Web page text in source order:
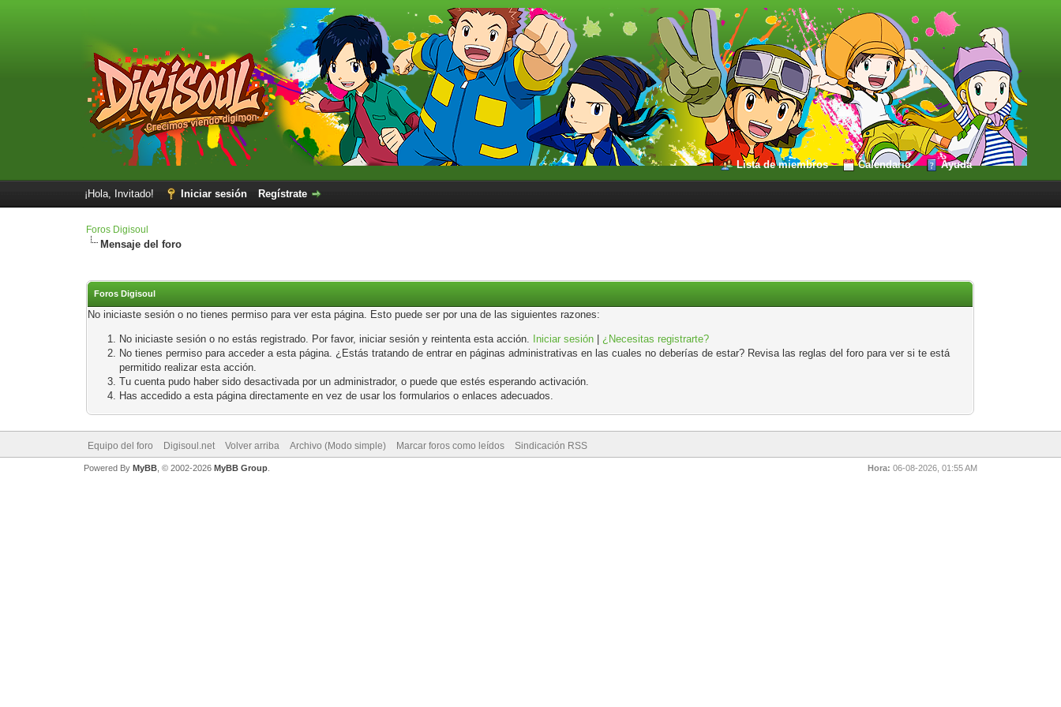
Lista de miembros Calendario Ayuda
¡Hola, Invitado! Iniciar sesión Regístrate
Foros Digisoul
Mensaje del foro
Foros Digisoul
No iniciaste sesión o no tienes permiso para ver esta página. Esto puede ser por una de las siguientes razones:
No iniciaste sesión o no estás registrado. Por favor, iniciar sesión y reintenta esta acción. Iniciar sesión |¿Necesitas registrarte?
No tienes permiso para acceder a esta página. ¿Estás tratando de entrar en páginas administrativas en las cuales no deberías de estar? Revisa las reglas del foro para ver si te está
permitido realizar esta acción.
Tu cuenta pudo haber sido desactivada por un administrador, o puede que estés esperando activación.
Has accedido a esta página directamente en vez de usar los formularios o enlaces adecuados.
Equipo del foro Digisoul.net Volver arriba Archivo (Modo simple) Marcar foros como leídos Sindicación RSS
Hora: 06-08-2026, 01:55 AM
Powered By MyBB, © 2002-2026 MyBB Group.